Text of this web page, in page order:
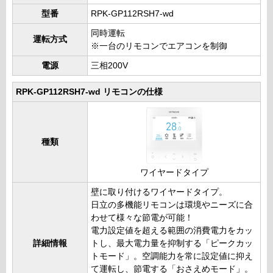
型番 RPK-GP112RSH7-wd
運転方式
同時運転
※一台のリモコンでエアコンを制御
電源 三相200V
RPK-GP112RSH7-wd リモコンの仕様
種類
ワイヤードタイプ
詳細情報
壁に取り付けるワイヤードタイプ。
日立の多機能リモコンは環境やニーズに合
わせて様々な節電が可能！
電力設定値を超える範囲の消費電力をカッ
トし、最大電力量を抑制する「ピークカッ
トモード」。空調能力を常に設定値に抑え
て運転し、節電する「おさえめモード」。